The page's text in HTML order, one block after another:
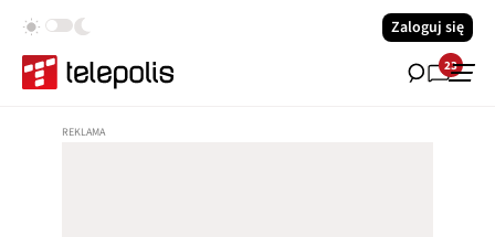
Zaloguj się
23